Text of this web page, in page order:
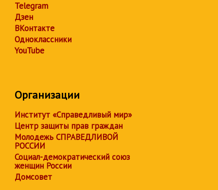
Telegram
Дзен
ВКонтакте
Одноклассники
YouTube
Организации
Институт «Справедливый мир»
Центр защиты прав граждан
Молодежь СПРАВЕДЛИВОЙ
РОССИИ
Социал-демократический союз
женщин России
Домсовет